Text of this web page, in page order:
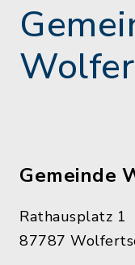
Gemeinde
Rathausplatz 1
87787